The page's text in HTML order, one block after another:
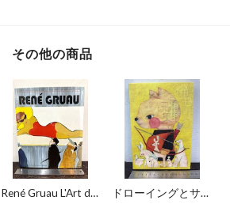
その他の商品
René Gruau L'Art de
ドローイングとサイ